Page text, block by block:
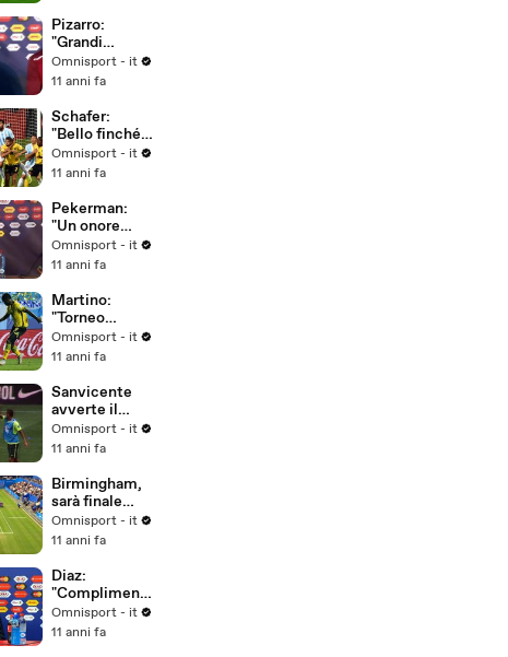
Pizarro:
"Grandi
obiettivi per il
Perù"
Omnisport - it
11 anni fa
Schafer:
"Bello finché è
durato..."
Omnisport - it
11 anni fa
Pekerman:
"Un onore
allenare la
Colombia"
Omnisport - it
11 anni fa
Martino:
"Torneo
intenso,
dobbiamo
quarti"
Omnisport - it
11 anni fa
Sanvicente
avverte il
Brasile: "La
storia si può
Omnisport - it
11 anni fa
Birmingham,
sarà finale
Kerber-
Pliskova
Omnisport - it
11 anni fa
Diaz:
"Complimenti
alla squadra"
Omnisport - it
11 anni fa